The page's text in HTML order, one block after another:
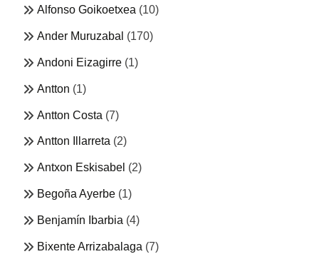
Alfonso Goikoetxea (10)
Ander Muruzabal (170)
Andoni Eizagirre (1)
Antton (1)
Antton Costa (7)
Antton Illarreta (2)
Antxon Eskisabel (2)
Begoña Ayerbe (1)
Benjamín Ibarbia (4)
Bixente Arrizabalaga (7)